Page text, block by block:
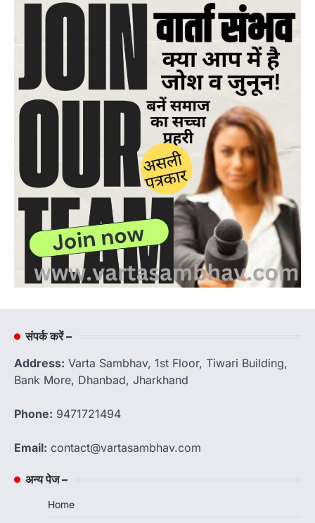
संपर्क करें –
Address: Varta Sambhav, 1st Floor, Tiwari Building,
Bank More, Dhanbad, Jharkhand
Phone: 9471721494
Email: contact@vartasambhav.com
अन्य पेज –
Home